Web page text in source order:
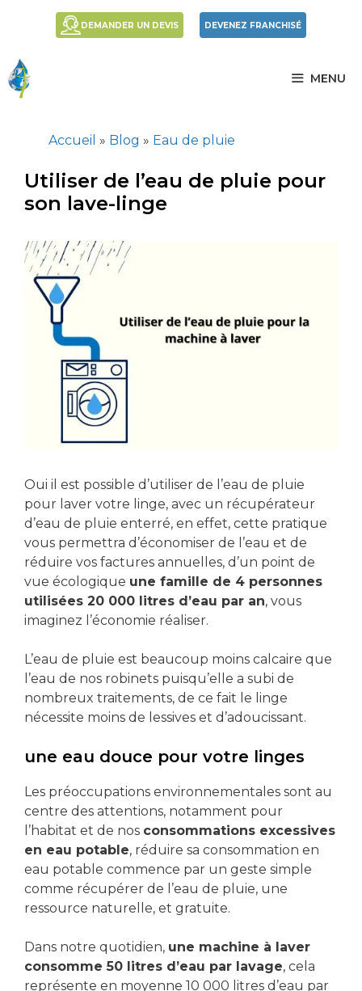
DEMANDER UN DEVIS DEVENEZ FRANCHISÉ
MENU
Accueil » Blog » Eau de pluie
Utiliser de l’eau de pluie pour
son lave-linge
Oui il est possible d’utiliser de l’eau de pluie
pour laver votre linge, avec un récupérateur
d’eau de pluie enterré, en effet, cette pratique
vous permettra d’économiser de l’eau et de
réduire vos factures annuelles, d’un point de
vue écologique une famille de 4 personnes
utilisées 20 000 litres d’eau par an, vous
imaginez l’économie réaliser.
L’eau de pluie est beaucoup moins calcaire que
l’eau de nos robinets puisqu’elle a subi de
nombreux traitements, de ce fait le linge
nécessite moins de lessives et d’adoucissant.
une eau douce pour votre linges
Les préoccupations environnementales sont au
centre des attentions, notamment pour
l’habitat et de nos consommations excessives
en eau potable, réduire sa consommation en
eau potable commence par un geste simple
comme récupérer de l’eau de pluie, une
ressource naturelle, et gratuite.
Dans notre quotidien, une machine à laver
consomme 50 litres d’eau par lavage, cela
représente en moyenne 10 000 litres d’eau par